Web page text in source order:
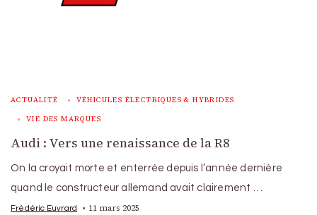
ACTUALITÉ VÉHICULES ÉLECTRIQUES & HYBRIDES
VIE DES MARQUES
Audi : Vers une renaissance de la R8
On la croyait morte et enterrée depuis l’année dernière
quand le constructeur allemand avait clairement …
Frédéric Euvrard 11 mars 2025